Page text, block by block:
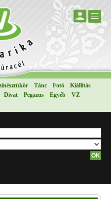
Tánc Fotó
Kiállítás
Divat Pegazus Egyéb
VZ